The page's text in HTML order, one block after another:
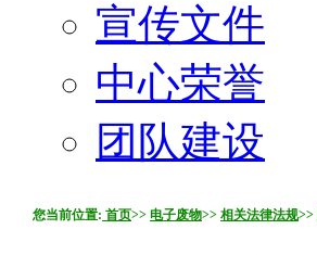
宣传文件
中心荣誉
团队建设
您当前位置: 首页>> 电子废物>> 相关法律法规>>